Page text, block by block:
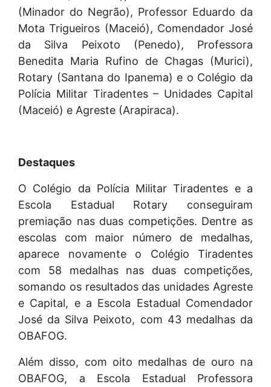
(Minador do Negrão), Professor Eduardo da
Mota Trigueiros (Maceió), Comendador José
da Silva Peixoto (Penedo), Professora
Benedita Maria Rufino de Chagas (Murici),
Rotary (Santana do Ipanema) e o Colégio da
Polícia Militar Tiradentes – Unidades Capital
(Maceió) e Agreste (Arapiraca).
Destaques
O Colégio da Polícia Militar Tiradentes e a
Escola Estadual Rotary conseguiram
premiação nas duas competições. Dentre as
escolas com maior número de medalhas,
aparece novamente o Colégio Tiradentes
com 58 medalhas nas duas competições,
somando os resultados das unidades Agreste
e Capital, e a Escola Estadual Comendador
José da Silva Peixoto, com 43 medalhas da
OBAFOG.
Além disso, com oito medalhas de ouro na
OBAFOG, a Escola Estadual Professora